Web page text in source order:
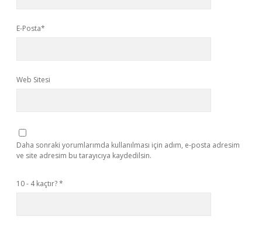
E-Posta*
Web Sitesi
Daha sonraki yorumlarımda kullanılması için adım, e-posta adresim
ve site adresim bu tarayıcıya kaydedilsin.
10 - 4 kaçtır?*